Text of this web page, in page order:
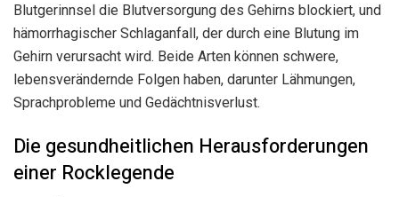
Blutgerinnsel die Blutversorgung des Gehirns blockiert, und
hämorrhagischer Schlaganfall, der durch eine Blutung im
Gehirn verursacht wird. Beide Arten können schwere,
lebensverändernde Folgen haben, darunter Lähmungen,
Sprachprobleme und Gedächtnisverlust.
Die gesundheitlichen Herausforderungen
einer Rocklegende